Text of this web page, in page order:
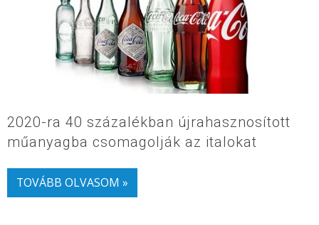
2020-ra 40 százalékban újrahasznosított
műanyagba csomagolják az italokat
TOVÁBB OLVASOM »